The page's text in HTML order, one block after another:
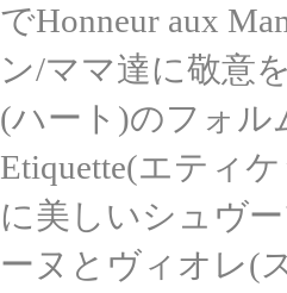
でHonneur aux
ン/ママ達に敬意
(ハート)のフォル
Etiquette(エティ
に美しいシュヴ
ーヌとヴィオレ(